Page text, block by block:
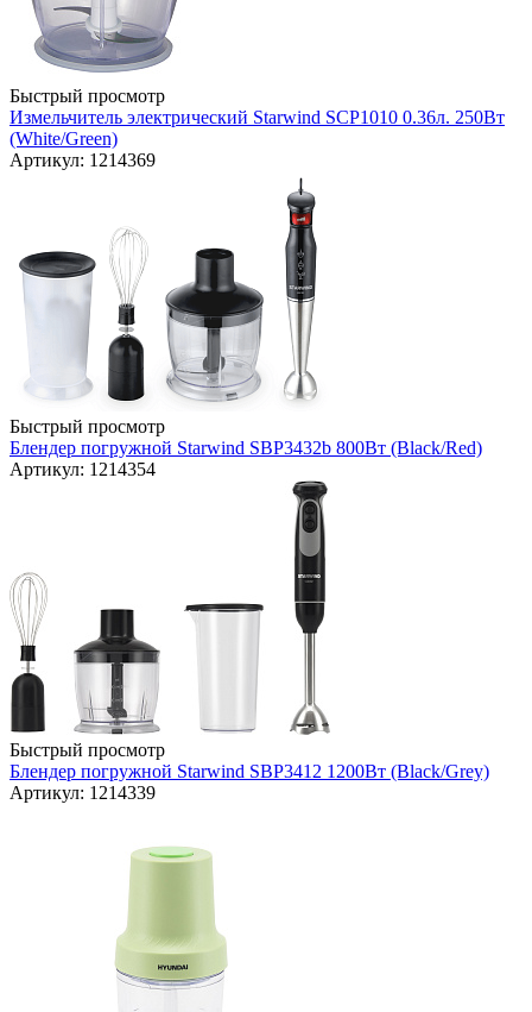
Быстрый просмотр
Измельчитель электрический Starwind SCP1010 0.36л. 250Вт
(White/Green)
Артикул: 1214369
Быстрый просмотр
Блендер погружной Starwind SBP3432b 800Вт (Black/Red)
Артикул: 1214354
Быстрый просмотр
Блендер погружной Starwind SBP3412 1200Вт (Black/Grey)
Артикул: 1214339